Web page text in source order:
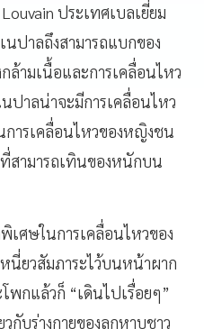
ประเทศเบลเยี่ยม
นปาลถึงสามารถแบกของ
ามเนื้อและการเคลื่อนไหว
ปาลน่าจะมีการเคลื่อนไหว
การเคลื่อนไหวของหญิงชน
ที่สามารถเทินของหนักบน
เศษในการเคลื่อนไหวของ
นี่ยวสัมภาระไว้บนหน้าผาก
กแล้วก็ “เดินไปเรื่อยๆ”
กับร่างกายของลูกหาบชาว